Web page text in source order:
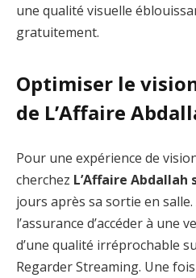
une qualité visuelle
gratuitement.
Optimiser le
de L’Affaire
Pour une expérience de
cherchez L’Affaire
jours après sa sortie en
l’assurance d’accéder à une
d’une qualité irréprochable
Regarder Streaming. Une